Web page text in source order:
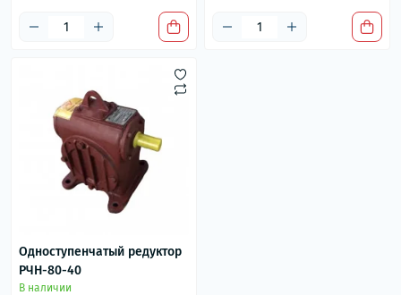
Одноступенчатый редуктор
РЧН-80-40
В наличии